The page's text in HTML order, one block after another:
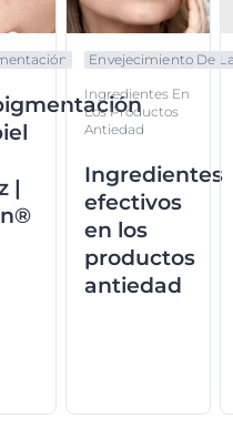
|
Envejecimiento De
Ingredientes En
Los Productos
Antiedad
Ingredientes
efectivos
en los
productos
antiedad